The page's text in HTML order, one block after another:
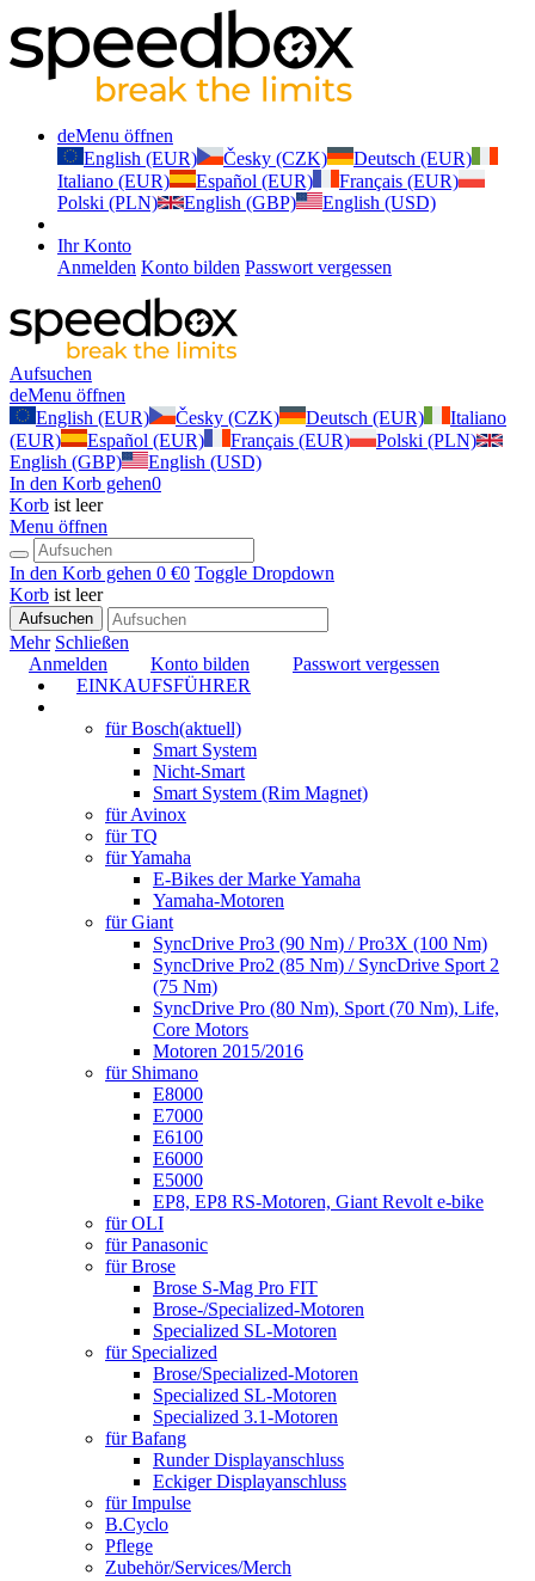
deMenu öffnen
English (EUR)
Česky (CZK)
Deutsch (EUR)
Italiano (EUR)
Español (EUR)
Français (EUR)
Polski (PLN)
English (GBP) English (USD)
Ihr Konto
Anmelden Konto bilden Passwort vergessen
Aufsuchen
deMenu öffnen
English (EUR)
Česky (CZK) Deutsch (EUR)
Italiano
(EUR)
Español (EUR) Français (EUR)
Polski (PLN)
English (GBP)
English (USD)
In den Korb gehen0
Korb ist leer
Menu öffnen
In den Korb gehen 0 €0 Toggle Dropdown
Korb ist leer
Aufsuchen
Mehr Schließen
Anmelden
Konto bilden
Passwort vergessen
EINKAUFSFÜHRER
für Bosch(aktuell)
Smart System
Nicht-Smart
Smart System (Rim Magnet)
für Avinox
für TQ
für Yamaha
E-Bikes der Marke Yamaha
Yamaha-Motoren
für Giant
SyncDrive Pro3 (90 Nm) / Pro3X (100 Nm)
SyncDrive Pro2 (85 Nm) / SyncDrive Sport 2
(75 Nm)
SyncDrive Pro (80 Nm), Sport (70 Nm), Life,
Core Motors
Motoren 2015/2016
für Shimano
E8000
E7000
E6100
E6000
E5000
EP8, EP8 RS-Motoren, Giant Revolt e-bike
für OLI
für Panasonic
für Brose
Brose S-Mag Pro FIT
Brose-/Specialized-Motoren
Specialized SL-Motoren
für Specialized
Brose/Specialized-Motoren
Specialized SL-Motoren
Specialized 3.1-Motoren
für Bafang
Runder Displayanschluss
Eckiger Displayanschluss
für Impulse
B.Cyclo
Pflege
Zubehör/Services/Merch